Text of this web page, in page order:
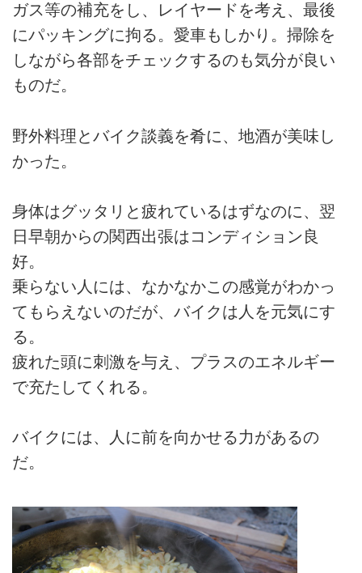
ガス等の補充をし、レイヤードを考え、最後
にパッキングに拘る。愛車もしかり。掃除を
しながら各部をチェックするのも気分が良い
ものだ。
野外料理とバイク談義を肴に、地酒が美味し
かった。
身体はグッタリと疲れているはずなのに、翌
日早朝からの関西出張はコンディション良
好。
乗らない人には、なかなかこの感覚がわかっ
てもらえないのだが、バイクは人を元気にす
る。
疲れた頭に刺激を与え、プラスのエネルギー
で充たしてくれる。
バイクには、人に前を向かせる力があるの
だ。